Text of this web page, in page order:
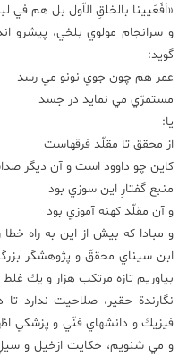
«اَفَعَيينا بالخلقِ الاّول بل هم
و سرانجام مولوي بلخي، پيشرو
گويد:
عمر هم چون جوي نونو مي رسد
مستمرّي مي نمايد در جسد
يا:
از محقق تا مقلّد فرقهاست
كاين چو داوود است و آن ديگر
منبع گفتارِ اين سوزي بود
و آن مقلّد كهنه آموزي بود
و مبادا كه بيش از اين به راه
ابن سيناي محققّ و پژوهشگر
بياوريم تازه مرتكب هزار و يك
نگارندة حقير، صلاحيت ندارد
فيزيك و دانشهاي فنّي و پزشكي
و مي شنويم، حكايت ازخيل و سيلِ